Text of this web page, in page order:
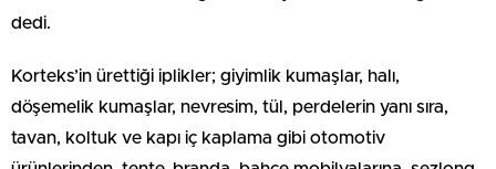
dedi.
Korteks’in ürettiği iplikler; giyimlik kumaşlar, halı,
döşemelik kumaşlar, nevresim, tül, perdelerin yanı sıra,
tavan, koltuk ve kapı iç kaplama gibi otomotiv